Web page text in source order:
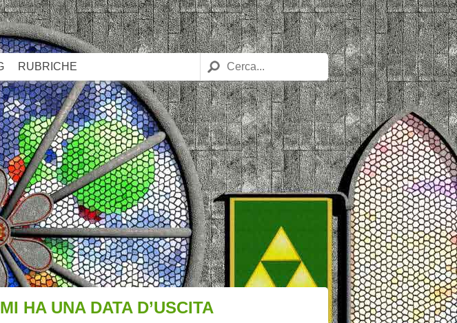
RUBRICHE
HA UNA DATA D’USCITA